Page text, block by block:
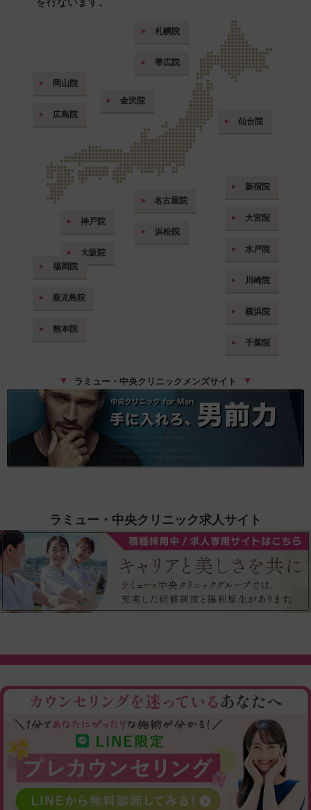
を行ないます。
新宿院
大宮院
水戸院
川崎院
横浜院
千葉院
札幌院
帯広院
仙台院
名古屋院
浜松院
金沢院
神戸院
大阪院
岡山院
広島院
福岡院
鹿児島院
熊本院
ラミュー・中央クリニックメンズサイト
ラミュー・中央クリニック求人サイト